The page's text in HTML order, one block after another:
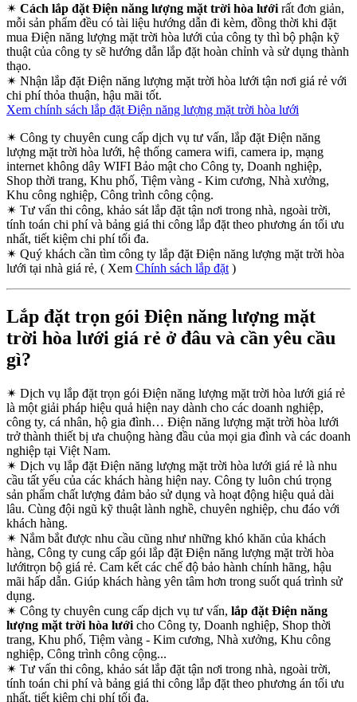
✴ Cách lắp đặt Điện năng lượng mặt trời hòa lưới rất đơn giản,
mỗi sản phẩm đều có tài liệu hướng dẫn đi kèm, đồng thời khi đặt
mua Điện năng lượng mặt trời hòa lưới của công ty thì bộ phận kỹ
thuật của công ty sẽ hướng dẫn lắp đặt hoàn chỉnh và sử dụng thành
thạo.
✴ Nhận lắp đặt Điện năng lượng mặt trời hòa lưới tận nơi giá rẻ với
chi phí thỏa thuận, hậu mãi tốt.
Xem chính sách lắp đặt Điện năng lượng mặt trời hòa lưới
✴ Công ty chuyên cung cấp dịch vụ tư vấn, lắp đặt Điện năng
lượng mặt trời hòa lưới, hệ thống camera wifi, camera ip, mạng
internet không dây WIFI Bảo mật cho Công ty, Doanh nghiệp,
Shop thời trang, Khu phố, Tiệm vàng - Kim cương, Nhà xưởng,
Khu công nghiệp, Công trình công cộng.
✴ Tư vấn thi công, khảo sát lắp đặt tận nơi trong nhà, ngoài trời,
tính toán chi phí và bảng giá thi công lắp đặt theo phương án tối ưu
nhất, tiết kiệm chi phí tối đa.
✴ Quý khách cần tìm công ty lắp đặt Điện năng lượng mặt trời hòa
lưới tại nhà giá rẻ, ( Xem Chính sách lắp đặt )
Lắp đặt trọn gói Điện năng lượng mặt
trời hòa lưới giá rẻ ở đâu và cần yêu cầu
gì?
✴ Dịch vụ lắp đặt trọn gói Điện năng lượng mặt trời hòa lưới giá rẻ
là một giải pháp hiệu quả hiện nay dành cho các doanh nghiệp,
công ty, cá nhân, hộ gia đình… Điện năng lượng mặt trời hòa lưới
trở thành thiết bị ưa chuộng hàng đầu của mọi gia đình và các doanh
nghiệp tại Việt Nam.
✴ Dịch vụ lắp đặt Điện năng lượng mặt trời hòa lưới giá rẻ là nhu
cầu tất yếu của các khách hàng hiện nay. Công ty luôn chú trọng
sản phẩm chất lượng đảm bảo sử dụng và hoạt động hiệu quả dài
lâu. Cùng đội ngũ kỹ thuật lành nghề, chuyên nghiệp, chu đáo với
khách hàng.
✴ Nắm bắt được nhu cầu cũng như những khó khăn của khách
hàng, Công ty cung cấp gói lắp đặt Điện năng lượng mặt trời hòa
lướitrọn bộ giá rẻ. Cam kết các chế độ bảo hành chính hãng, hậu
mãi hấp dẫn. Giúp khách hàng yên tâm hơn trong suốt quá trình sử
dụng.
✴ Công ty chuyên cung cấp dịch vụ tư vấn, lắp đặt Điện năng
lượng mặt trời hòa lướicho Công ty, Doanh nghiệp, Shop thời
trang, Khu phố, Tiệm vàng - Kim cương, Nhà xưởng, Khu công
nghiệp, Công trình công cộng...
✴ Tư vấn thi công, khảo sát lắp đặt tận nơi trong nhà, ngoài trời,
tính toán chi phí và bảng giá thi công lắp đặt theo phương án tối ưu
nhất, tiết kiệm chi phí tối đa.